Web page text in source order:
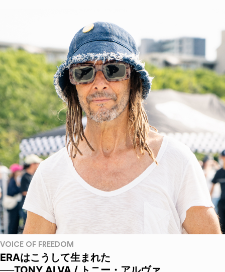
VOICE OF FREEDOM
ERAはこうして生まれた